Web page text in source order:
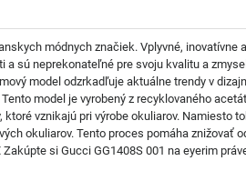
módnych značiek. Vplyvné,
sú neprekonateľné pre svoju kvalitu a
model odzrkadľuje aktuálne trendy v
model je vyrobený z recyklovaného
vznikajú pri výrobe okuliarov. Namiesto
okuliarov. Tento proces pomáha znižovať
si Gucci GG1408S 001 na eyerim